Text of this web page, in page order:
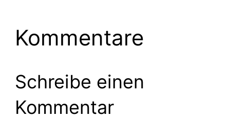
Kommentare
Schreibe einen
Kommentar